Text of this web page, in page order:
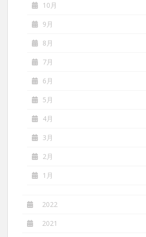
10月
9月
8月
7月
6月
5月
4月
3月
2月
1月
2022
2021